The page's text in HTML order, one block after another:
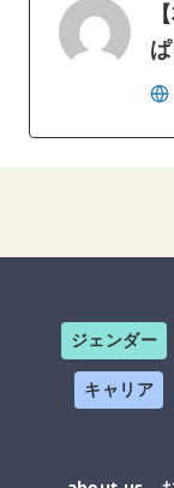
ジェンダー
キャリア